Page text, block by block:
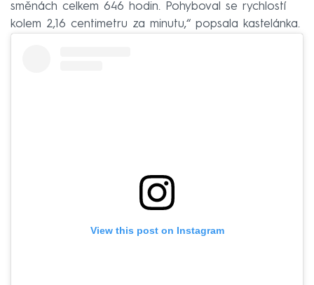
směnách celkem 646 hodin. Pohyboval se rychlostí
kolem 2,16 centimetru za minutu,“ popsala kastelánka.
View this post on Instagram